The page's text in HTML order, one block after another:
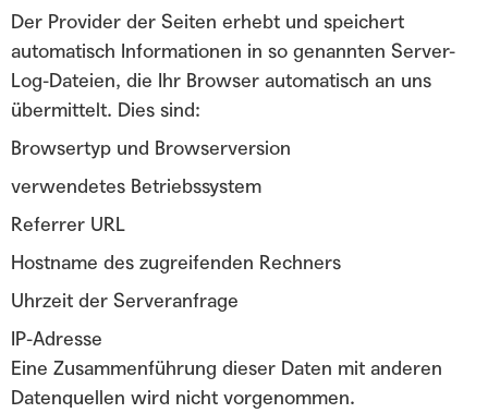
Der Provider der Seiten erhebt und speichert
automatisch Informationen in so genannten Server-
Log-Dateien, die Ihr Browser automatisch an uns
übermittelt. Dies sind:
Browsertyp und Browserversion
verwendetes Betriebssystem
Referrer URL
Hostname des zugreifenden Rechners
Uhrzeit der Serveranfrage
IP-Adresse
Eine Zusammenführung dieser Daten mit anderen
Datenquellen wird nicht vorgenommen.